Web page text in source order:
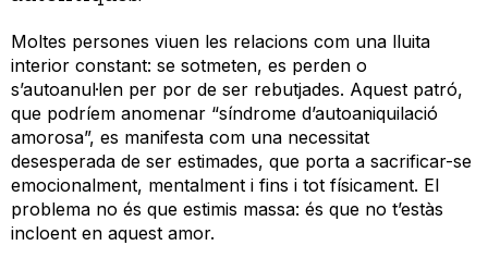
Moltes persones viuen les relacions com una lluita
interior constant: se sotmeten, es perden o
s’autoanul·len per por de ser rebutjades. Aquest patró,
que podríem anomenar “síndrome d’autoaniquilació
amorosa”, es manifesta com una necessitat
desesperada de ser estimades, que porta a sacrificar-se
emocionalment, mentalment i fins i tot físicament. El
problema no és que estimis massa: és que no t’estàs
incloent en aquest amor.